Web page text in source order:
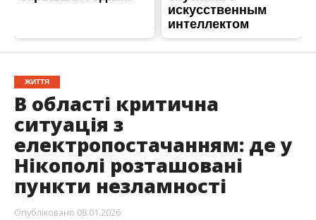
ЖИТТЯ
В області критична
ситуація з
електропостачанням: де у
Нікополі розташовані
пункти незламності
Опубліковано 08.01.2026